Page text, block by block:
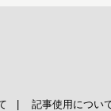
記事使用につい